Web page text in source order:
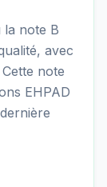
la note B
avec
note
EHPAD